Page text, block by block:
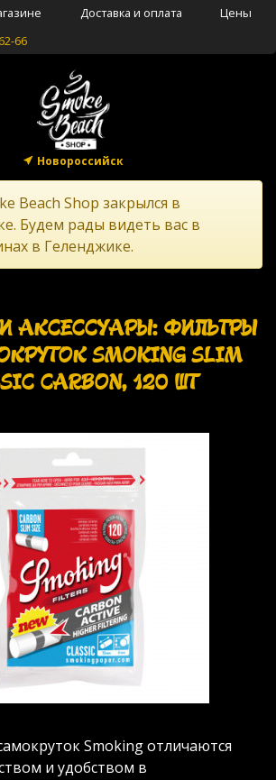
Доставка и оплата
Цены
66
Новороссийск
Beach Shop закрылся в
Будем рады видеть вас в
в Геленджике.
АКСЕССУАРЫ: ФИЛЬТРЫ
SMOKING SLIM
CARBON, 120 ШТ
Smoking отличаются
и удобством в